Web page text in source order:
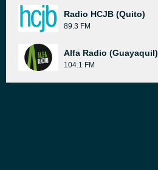
Radio HCJB (Quito)
89.3 FM
Alfa Radio (Guayaquil)
104.1 FM